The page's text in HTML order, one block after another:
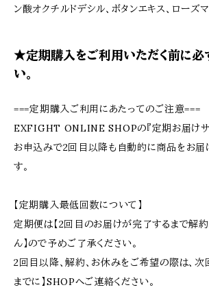
ン酸オクチルドデシル、ボタンエキス、ローズ
★定期購入をご利用いただく前に必
い。
===定期購入ご利用にあたってのご注意===
EXFIGHT ONLINE SHOPの『定期お届けサ
お申込みで2回目以降も自動的に商品をお届
す。
【定期購入最低回数について】
定期便は【2回目のお届けが完了するまで解
ん】ので予めご了承ください。
2回目以降、解約、お休みをご希望の際は、次
までに】SHOPへご連絡ください。